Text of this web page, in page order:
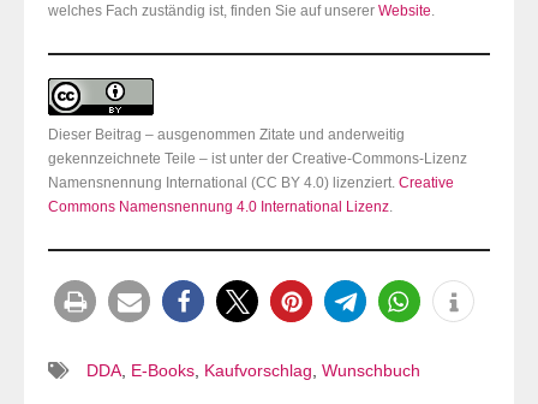
welches Fach zuständig ist, finden Sie auf unserer Website.
Dieser Beitrag – ausgenommen Zitate und anderweitig
gekennzeichnete Teile – ist unter der Creative-Commons-Lizenz
Namensnennung International (CC BY 4.0) lizenziert. Creative
Commons Namensnennung 4.0 International Lizenz.
DDA, E-Books, Kaufvorschlag, Wunschbuch